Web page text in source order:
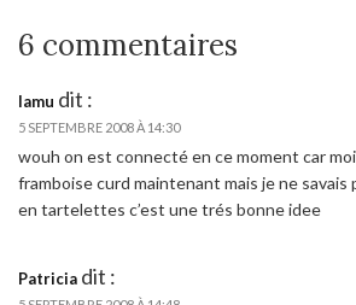
6 commentaires
lamu dit :
5 SEPTEMBRE 2008 À 14:30
wouh on est connecté en ce moment car moi
framboise curd maintenant mais je ne savais
en tartelettes c’est une trés bonne idee
Patricia dit :